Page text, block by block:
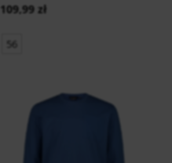
109,99 zł
56